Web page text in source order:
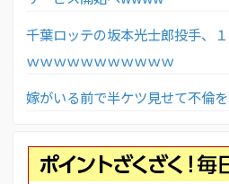
千葉ロッテの坂本光士郎投手、
ｗｗｗｗｗｗｗｗｗｗｗ
嫁がいる前で半ケツ見せて不倫